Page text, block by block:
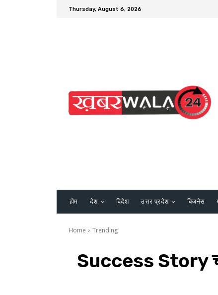
Thursday, August 6, 2026
होम देश विदेश उत्तर प्रदेश बिजनेस
Home Trending
Success Story